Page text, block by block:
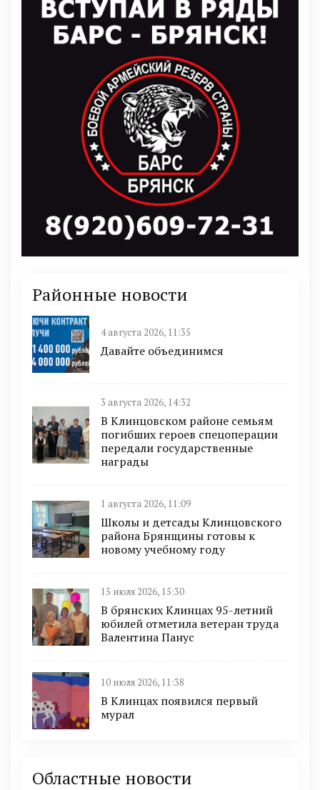
Районные новости
4 августа 2026, 11:35
Давайте объединимся
3 августа 2026, 14:32
В Клинцовском районе семьям
погибших героев спецоперации
передали государственные
награды
1 августа 2026, 11:09
Школы и детсады Клинцовского
района Брянщины готовы к
новому учебному году
15 июля 2026, 15:30
В брянских Клинцах 95-летний
юбилей отметила ветеран труда
Валентина Панус
10 июля 2026, 11:38
В Клинцах появился первый
мурал
Областные новости